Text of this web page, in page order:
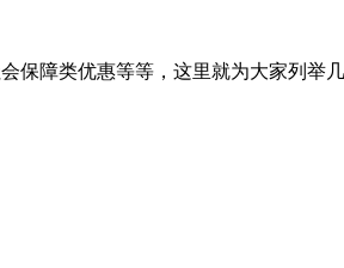
保障类优惠等等，这里就为大家列举